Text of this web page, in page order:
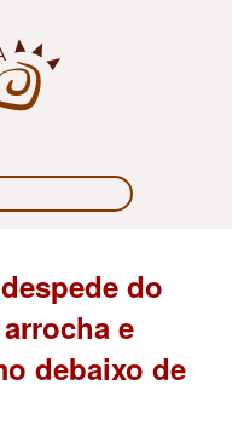
do
e
debaixo de